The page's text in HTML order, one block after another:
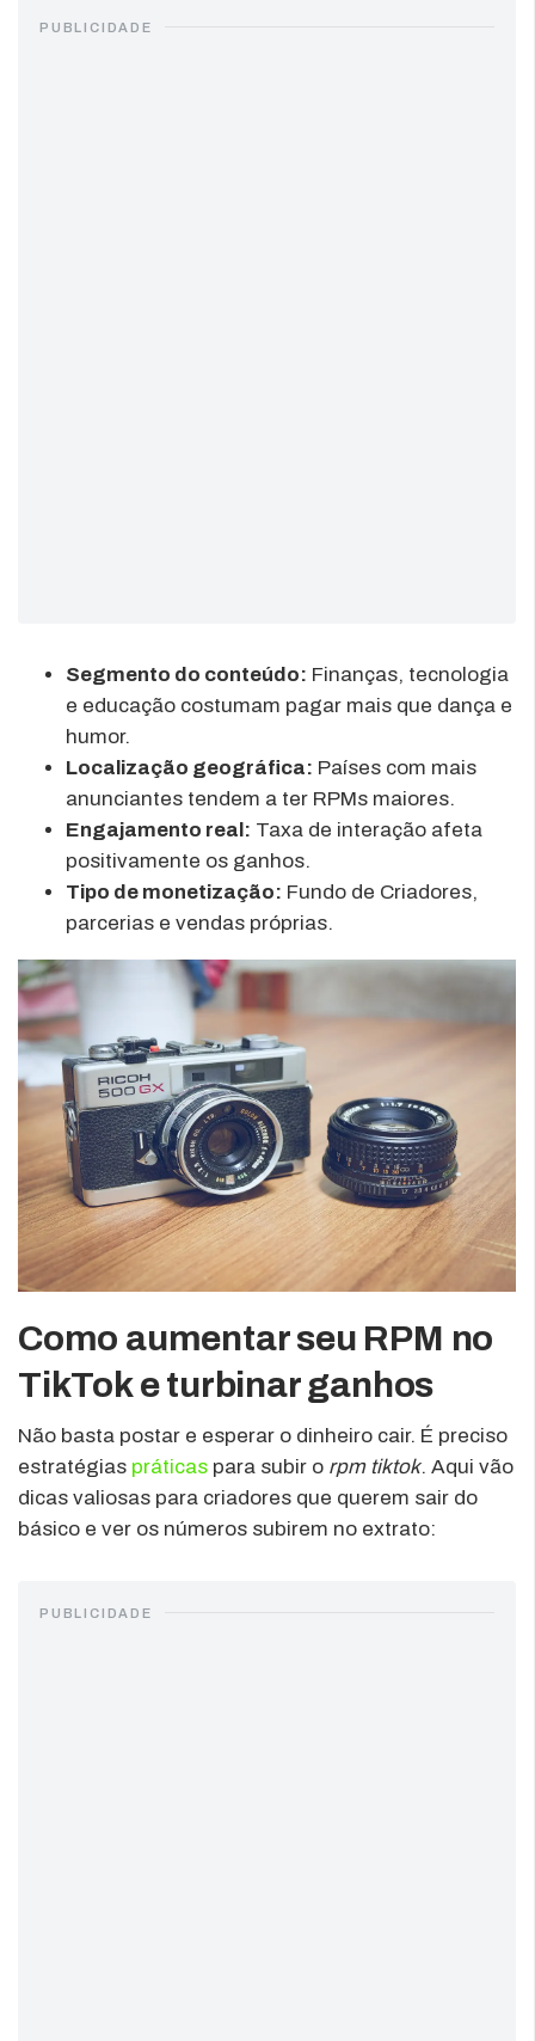
PUBLICIDADE
Segmento do conteúdo: Finanças, tecnologia
e educação costumam pagar mais que dança e
humor.
Localização geográfica: Países com mais
anunciantes tendem a ter RPMs maiores.
Engajamento real: Taxa de interação afeta
positivamente os ganhos.
Tipo de monetização: Fundo de Criadores,
parcerias e vendas próprias.
Como aumentar seu RPM no
TikTok e turbinar ganhos
Não basta postar e esperar o dinheiro cair. É preciso
estratégias práticas para subir o rpm tiktok. Aqui vão
dicas valiosas para criadores que querem sair do
básico e ver os números subirem no extrato:
PUBLICIDADE